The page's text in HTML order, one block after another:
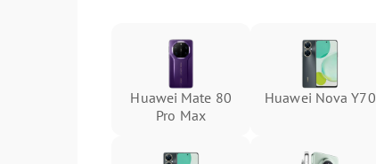
Huawei Mate 80
Pro Max
Huawei Nova Y70